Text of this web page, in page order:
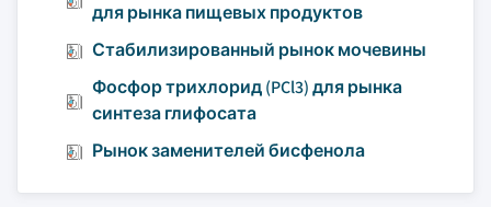
для рынка пищевых продуктов
Стабилизированный рынок мочевины
Фосфор трихлорид (PCl3) для рынка
синтеза глифосата
Рынок заменителей бисфенола